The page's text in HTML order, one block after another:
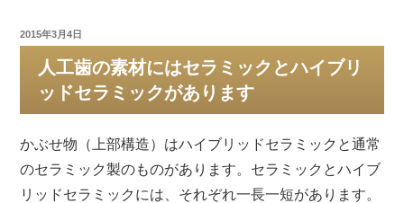
投
2015年3月4日
人工歯の素材にはセラミックとハイブリ
ッドセラミックがあります
かぶせ物（上部構造）はハイブリッドセラミックと通常
のセラミック製のものがあります。セラミックとハイブ
リッドセラミックには、それぞれ一長一短があります。